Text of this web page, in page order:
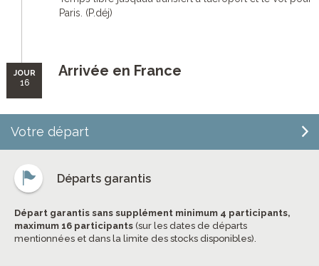
Paris. (P.déj)
JOUR
16
Arrivée en France
Votre départ
Départs garantis
Départ garantis sans supplément minimum 4 participants,
maximum 16 participants (sur les dates de départs
mentionnées et dans la limite des stocks disponibles).